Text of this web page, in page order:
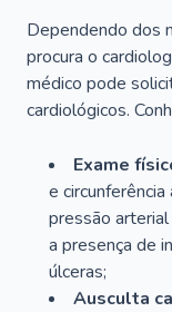
Dependendo dos
procura o
médico pode
cardiológicos.
Exame
e
pressão
a presença de
úlceras;
Ausculta